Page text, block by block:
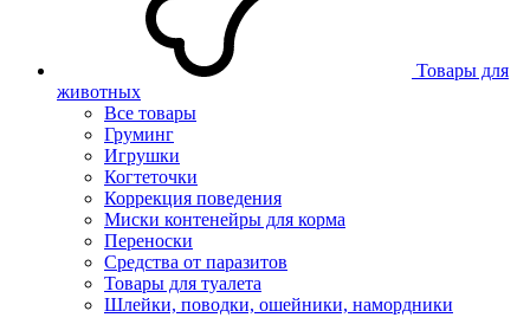
Товары для
животных
Все товары
Груминг
Игрушки
Когтеточки
Коррекция поведения
Миски контенейры для корма
Переноски
Средства от паразитов
Товары для туалета
Шлейки, поводки, ошейники, намордники